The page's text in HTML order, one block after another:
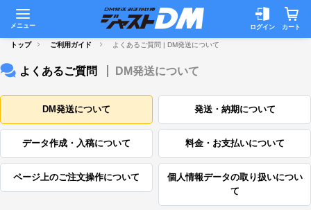
メニュー ログイン カート
トップ ご利用ガイド よくあるご質問 | DM発送について
よくあるご質問 DM発送について
DM発送について 発送・納期について
データ作成・入稿について 料金・お支払いについて
ページ上のご注文操作について
個人情報データの取り扱いについ
て